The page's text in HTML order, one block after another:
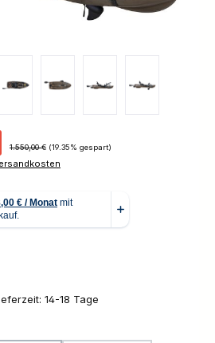
Regulärer Preis:
1.550,00 € (19.35% gespart)
von 5 von 5 Sternen
14-18 Tage